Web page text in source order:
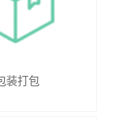
装打包